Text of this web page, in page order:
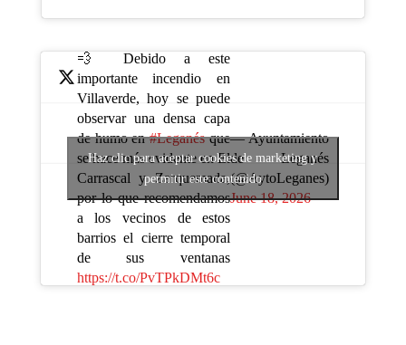
💨 Debido a este
importante incendio en
Villaverde, hoy se puede
observar una densa capa
de humo en#Leganésque
se hace más evidente en El
Carrascal y Zarquemada,
por lo que recomendamos
a los vecinos de estos
barrios el cierre temporal
de sus ventanas
https://t.co/PvTPkDMt6c
— Ayuntamiento
de Leganés
(@AytoLeganes)
June 18, 2026
Haz clic para aceptar cookies de marketing y
permitir este contenido